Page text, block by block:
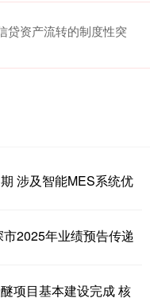
贷资产流转的制度性突
涉及智能MES系统优
2025年业绩预告传递
项目基本建设完成 核